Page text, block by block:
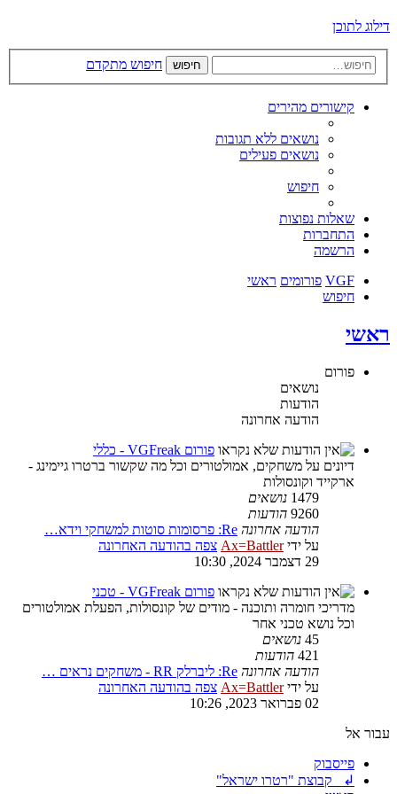
דילוג לתוכן
חיפוש חיפוש מתקדם
קישורים מהירים
נושאים ללא תגובות
נושאים פעילים
חיפוש
שאלות נפוצות
התחברות
הרשמה
VGF פורומים ראשי
חיפוש
ראשי
פורום
נושאים
הודעות
הודעה אחרונה
פורום VGFreak - כללי
דיונים על משחקים, אמולטורים וכל מה שקשור ברטרו גיימינג -
ארקייד וקונסולות
1479 נושאים
9260 הודעות
הודעה אחרונה Re: פרסומות סוטות למשחקי וידא…
על ידיAx=Battler צפה בהודעה האחרונה
29 דצמבר 2024, 10:30
פורום VGFreak - טכני
מדריכי חומרה ותוכנה - מודים של קונסולות, הפעלת אמולטורים
וכל נושא טכני אחר
45 נושאים
421 הודעות
הודעה אחרונה Re: ליברלק RR - משחקים נראים …
על ידיAx=Battler צפה בהודעה האחרונה
02 פברואר 2023, 10:26
עבור אל
פייסבוק
↲ קבוצת "רטרו ישראל"